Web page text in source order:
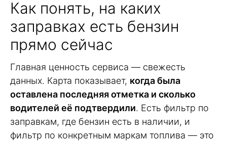
Как понять, на каких
заправках есть бензин
прямо сейчас
Главная ценность сервиса — свежесть
данных. Карта показывает, когда была
оставлена последняя отметка и сколько
водителей её подтвердили. Есть фильтр по
заправкам, где бензин есть в наличии, и
фильтр по конкретным маркам топлива — это